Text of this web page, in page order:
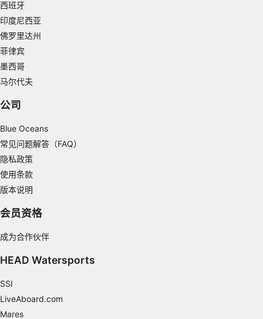
西班牙
印度尼西亚
佛罗里达州
菲律宾
墨西哥
马尔代夫
公司
Blue Oceans
常见问题解答（FAQ）
隐私政策
使用条款
版本说明
会员资格
成为合作伙伴
HEAD Watersports
SSI
LiveAboard.com
Mares
IAB Special Features:
Use precise geolocation data
actively requested
Necessary
Performance
Functional
Advertising